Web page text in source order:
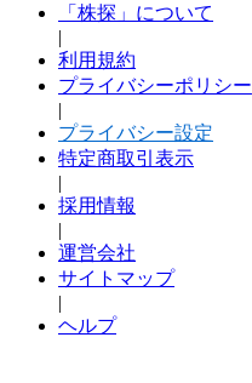
「株探」について
|
利用規約
プライバシーポリシー
|
プライバシー設定
特定商取引表示
|
採用情報
|
運営会社
サイトマップ
|
ヘルプ